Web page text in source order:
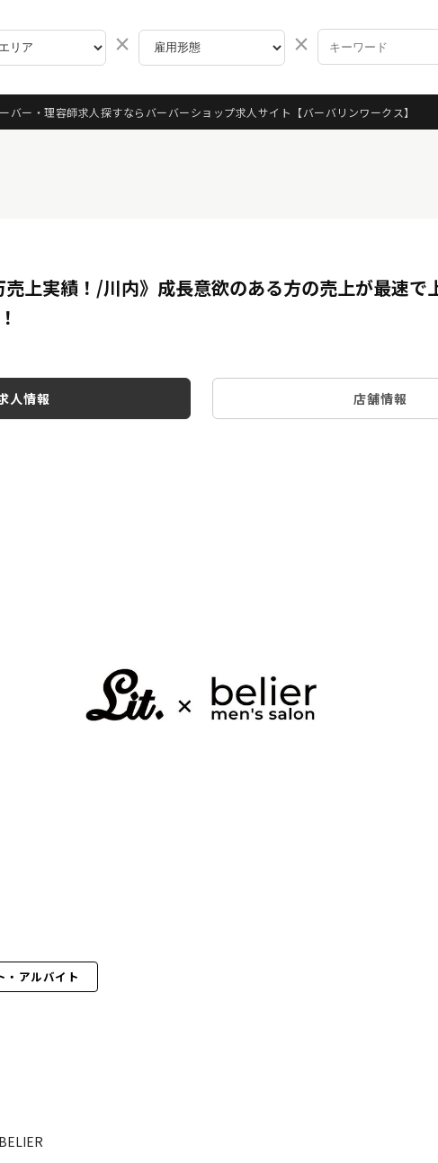
× ×
バー・理容師求人探すならバーバーショップ求人サイト 【バーバリンワークス】
上実績！/川内》成長意欲のある方の売上が最速で
人情報 店舗情報
・アルバイト